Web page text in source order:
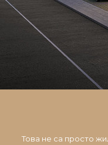
Това не са просто